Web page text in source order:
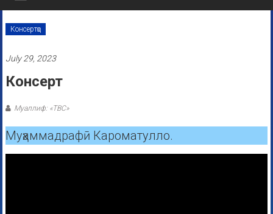
Консертҳо
July 29, 2023
Консерт
Муаллиф: «ТВС»
Муҳаммадрафӣ Кароматулло.